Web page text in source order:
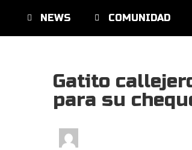
NEWS COMUNIDAD
Gatito
para su